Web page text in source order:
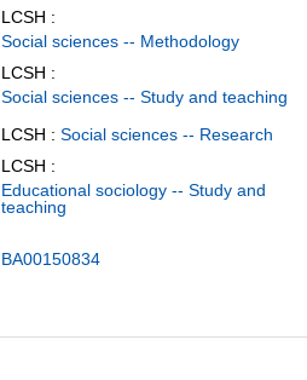
LCSH :
Social sciences -- Methodology
LCSH :
Social sciences -- Study and teaching
LCSH : Social sciences -- Research
LCSH :
Educational sociology -- Study and
teaching
BA00150834